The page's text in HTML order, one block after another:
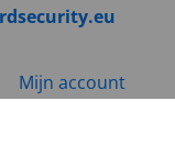
Mijn account